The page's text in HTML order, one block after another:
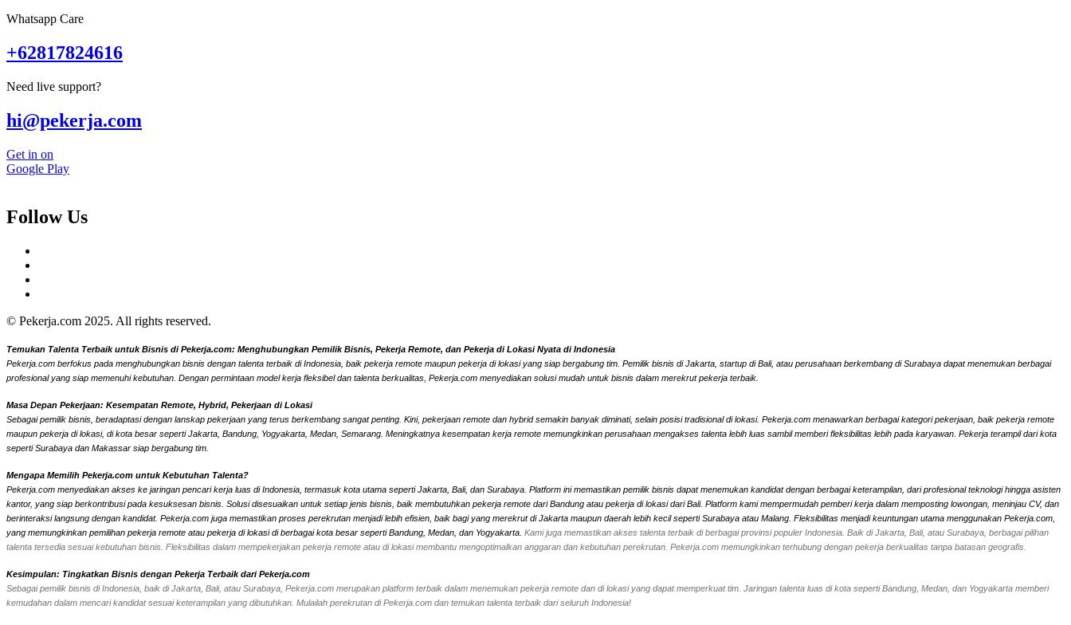
Whatsapp Care
+62817824616
Need live support?
hi@pekerja.com
Get in on
Google Play
Follow Us
© Pekerja.com 2025. All rights reserved.
Temukan Talenta Terbaik untuk Bisnis di Pekerja.com: Menghubungkan Pemilik Bisnis, Pekerja Remote, dan Pekerja di Lokasi Nyata di Indonesia
Pekerja.com berfokus pada menghubungkan bisnis dengan talenta terbaik di Indonesia, baik pekerja remote maupun pekerja di lokasi yang siap bergabung tim. Pemilik bisnis di Jakarta, startup di Bali, atau perusahaan berkembang di Surabaya dapat menemukan berbagai
profesional yang siap memenuhi kebutuhan. Dengan permintaan model kerja fleksibel dan talenta berkualitas, Pekerja.com menyediakan solusi mudah untuk bisnis dalam merekrut pekerja terbaik.
Masa Depan Pekerjaan: Kesempatan Remote, Hybrid, Pekerjaan di Lokasi
Sebagai pemilik bisnis, beradaptasi dengan lanskap pekerjaan yang terus berkembang sangat penting. Kini, pekerjaan remote dan hybrid semakin banyak diminati, selain posisi tradisional di lokasi. Pekerja.com menawarkan berbagai kategori pekerjaan, baik pekerja remote
maupun pekerja di lokasi, di kota besar seperti Jakarta, Bandung, Yogyakarta, Medan, Semarang. Meningkatnya kesempatan kerja remote memungkinkan perusahaan mengakses talenta lebih luas sambil memberi fleksibilitas lebih pada karyawan. Pekerja terampil dari kota
seperti Surabaya dan Makassar siap bergabung tim.
Mengapa Memilih Pekerja.com untuk Kebutuhan Talenta?
Pekerja.com menyediakan akses ke jaringan pencari kerja luas di Indonesia, termasuk kota utama seperti Jakarta, Bali, dan Surabaya. Platform ini memastikan pemilik bisnis dapat menemukan kandidat dengan berbagai keterampilan, dari profesional teknologi hingga asisten
kantor, yang siap berkontribusi pada kesuksesan bisnis. Solusi disesuaikan untuk setiap jenis bisnis, baik membutuhkan pekerja remote dari Bandung atau pekerja di lokasi dari Bali. Platform kami mempermudah pemberi kerja dalam memposting lowongan, meninjau CV, dan
berinteraksi langsung dengan kandidat. Pekerja.com juga memastikan proses perekrutan menjadi lebih efisien, baik bagi yang merekrut di Jakarta maupun daerah lebih kecil seperti Surabaya atau Malang. Fleksibilitas menjadi keuntungan utama menggunakan Pekerja.com,
yang memungkinkan pemilihan pekerja remote atau pekerja di lokasi di berbagai kota besar seperti Bandung, Medan, dan Yogyakarta. Kami juga memastikan akses talenta terbaik di berbagai provinsi populer Indonesia. Baik di Jakarta, Bali, atau Surabaya, berbagai pilihan
talenta tersedia sesuai kebutuhan bisnis. Fleksibilitas dalam mempekerjakan pekerja remote atau di lokasi membantu mengoptimalkan anggaran dan kebutuhan perekrutan. Pekerja.com memungkinkan terhubung dengan pekerja berkualitas tanpa batasan geografis.
Kesimpulan: Tingkatkan Bisnis dengan Pekerja Terbaik dari Pekerja.com
Sebagai pemilik bisnis di Indonesia, baik di Jakarta, Bali, atau Surabaya, Pekerja.com merupakan platform terbaik dalam menemukan pekerja remote dan di lokasi yang dapat memperkuat tim. Jaringan talenta luas di kota seperti Bandung, Medan, dan Yogyakarta memberi
kemudahan dalam mencari kandidat sesuai keterampilan yang dibutuhkan. Mulailah perekrutan di Pekerja.com dan temukan talenta terbaik dari seluruh Indonesia!